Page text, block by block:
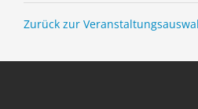
Zurück zur